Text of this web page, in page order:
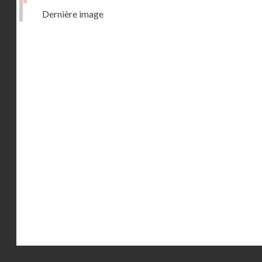
Dernière image